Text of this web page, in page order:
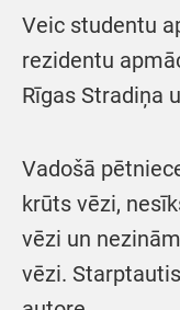
Veic studentu
rezidentu
Rīgas Stradiņa
Vadošā
krūts vēzi,
vēzi un
vēzi.